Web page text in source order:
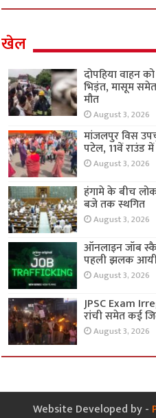
खेल
दोपहिया वाहन
भिड़ंत, मासूम
मौत
August 3, 2026
मांजलपुर विस
पटेल, 11वें राउंड
August 3, 2026
हंगामे के बीच
बजे तक स्थगित
August 3, 2026
ऑनलाइन जॉब
पहली झलक
August 3, 2026
JPSC Exam
रांची समेत कई
August 3, 2026
Website Developed by -